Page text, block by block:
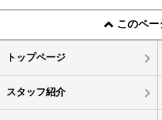
このペ
トップページ
スタッフ紹介